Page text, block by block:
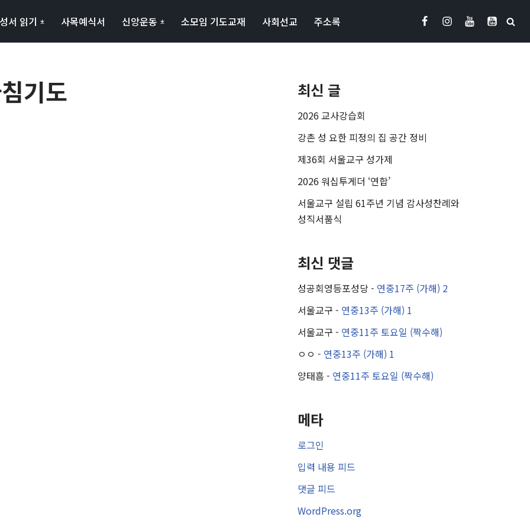
성서 읽기 사목예식서 신앙운동 소모임 기도교재 사회선교 주소록
기도 최신 글
2026 교사강습회
강촌 성 요한 피정의 집 공간 정비
제36회 서울교구 성가제
2026 워십투게더 ‘연합’
서울교구 설립 61주년 기념 감사성찬례와
성직서품식
최신 댓글
성공회영등포성당- 연중17주 (가해) 2
서울교구 - 연중13주 (가해) 1
서울교구 - 연중11주 토요일 (짝수해)
ㅇㅇ - 연중13주 (가해) 1
양태흠 - 연중11주 토요일 (짝수해)
메타
로그인
입력 내용 피드
댓글 피드
WordPress.org